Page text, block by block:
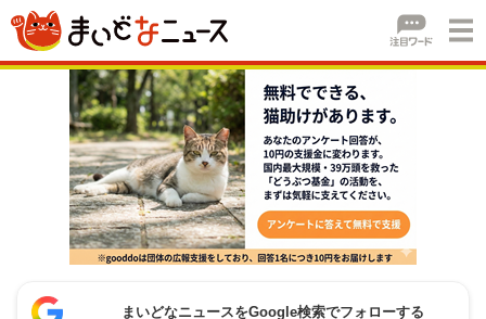
まいどなニュースをGoogle検索でフォローする